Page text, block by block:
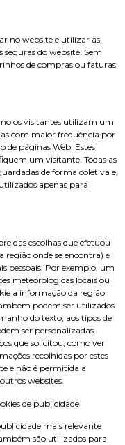
no website e utilizar as
seguras do website. Sem
de compras ou faturas
os visitantes utilizam um
com maior frequência por
de páginas Web. Estes
um visitante. Todas as
de forma coletiva e,
apenas para
das escolhas que efetuou
região onde se encontra) e
pessoais. Por exemplo, um
meteorológicas locais ou
a informação da região
podem ser utilizados
do texto, aos tipos de
ser personalizadas.
que solicitou, como ver
recolhidas por estes
e não é permitida a
websites.
de publicidade
mais relevante
são utilizados para